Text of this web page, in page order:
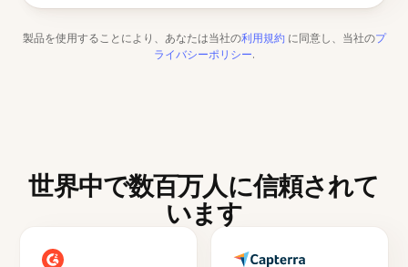
製品を使用することにより、あなたは当社の利用規約 に同意し、当社のプ
ライバシーポリシー.
世界中で数百万人に信頼されて
います